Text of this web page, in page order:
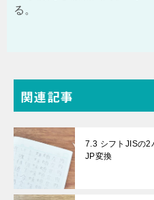
る。
関連記事
7.3 シフトJISの
JP変換